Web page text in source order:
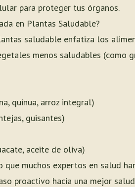
para proteger tus órganos.
en Plantas Saludable?
saludable enfatiza los
menos saludables (como
quinua, arroz integral)
guisantes)
aceite de oliva)
que muchos expertos en salud
proactivo hacia una mejor